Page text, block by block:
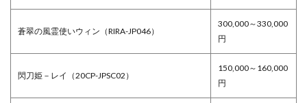
蒼翠の風霊使いウィン（RIRA-JP046）
300,000～330,000
円
閃刀姫－レイ（20CP-JPSC02）
150,000～160,000
円